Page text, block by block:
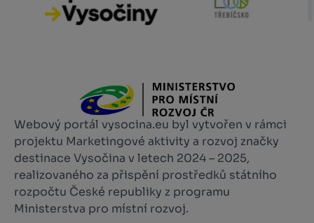
Webový portál vysocina.eu byl vytvořen v rámci
projektu Marketingové aktivity a rozvoj značky
destinace Vysočina v letech 2024 – 2025,
realizovaného za přispění prostředků státního
rozpočtu České republiky z programu
Ministerstva pro místní rozvoj.